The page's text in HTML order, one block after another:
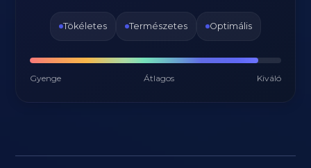
Tökéletes Természetes Optimális
Gyenge Átlagos Kiváló